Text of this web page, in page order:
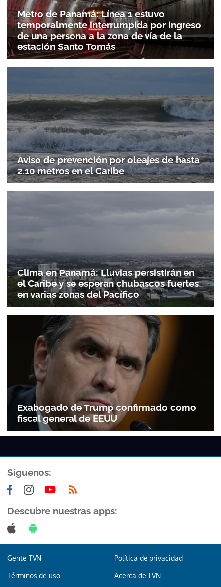
Metro de Panamá: Línea 1 estuvo
temporalmente interrumpida por ingreso
de una persona a la zona de vía de la
estación Santo Tomás
Aviso de prevención por oleajes de hasta
2.10 metros en el Caribe
Clima en Panamá: Lluvias persistirán en
el Caribe y se esperan chubascos fuertes
en varias zonas del Pacífico
Exabogado de Trump confirmado como
fiscal general de EEUU
Síguenos:
Descubre nuestras apps:
Gente TVN Política de privacidad
Términos de uso Acerca de TVN